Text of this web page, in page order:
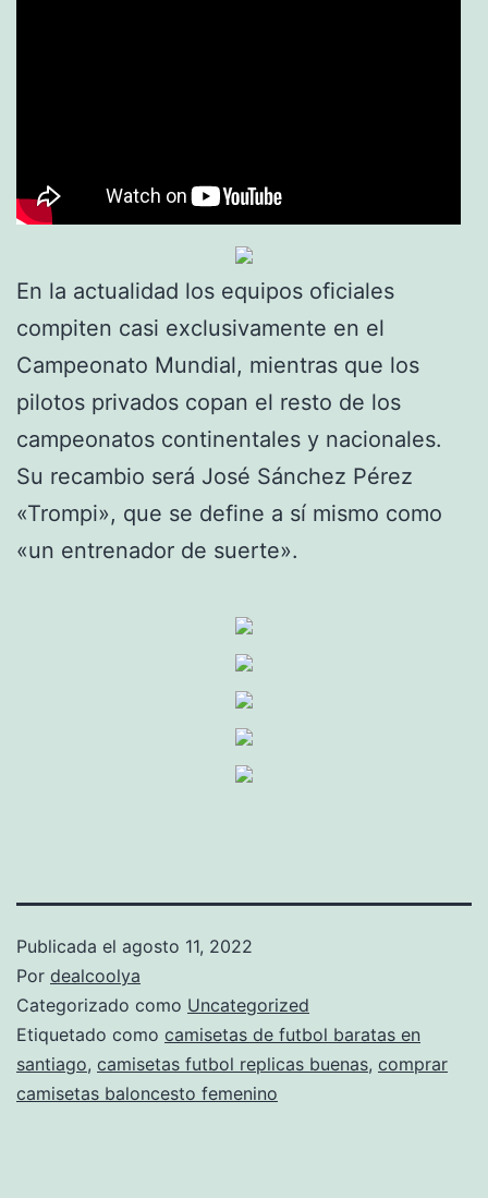
En la actualidad los equipos oficiales
compiten casi exclusivamente en el
Campeonato Mundial, mientras que los
pilotos privados copan el resto de los
campeonatos continentales y nacionales.
Su recambio será José Sánchez Pérez
«Trompi», que se define a sí mismo como
«un entrenador de suerte».
Publicada el agosto 11, 2022
Por dealcoolya
Categorizado como Uncategorized
Etiquetado como camisetas de futbol baratas en
santiago, camisetas futbol replicas buenas, comprar
camisetas baloncesto femenino